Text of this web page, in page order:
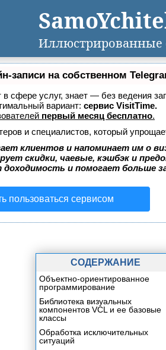
записи на собственном
в сфере услуг, знает — без ведения
вариант: сервис VisitTime.
первый месяц бесплатно.
и специалистов, который
клиентов и напоминает им о
скидки, чаевые, кэшбэк и
доходимость и помогает больше
пользоваться сервисом
СОДЕРЖАНИЕ
Объектно-ориентированное
программирование
Библиотека визуальных
компонентов VCL и ее базовые
классы
Обработка исключительных
ситуаций
Иллюстрированные